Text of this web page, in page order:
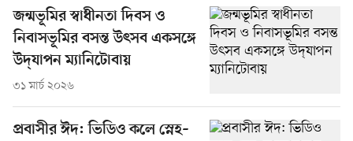
জন্মভূমির স্বাধীনতা দিবস ও
নিবাসভূমির বসন্ত উৎসব একসঙ্গে
উদ্‌যাপন ম্যানিটোবায়
৩১ মার্চ ২০২৬
প্রবাসীর ঈদ: ভিডিও কলে স্নেহ–